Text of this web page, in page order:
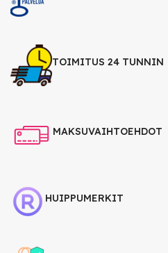
TOIMITUS 24 TUNNIN
MAKSUVAIHTOEHDOT
HUIPPUMERKIT